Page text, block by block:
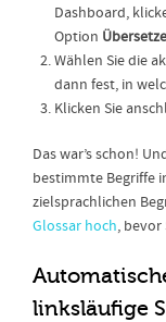
Dashboard,
Option
Wählen Sie die
dann fest, in
Klicken Sie
Das war’s schon!
bestimmte Begriffe
zielsprachlichen
Glossar hoch, bevor
linksläufige